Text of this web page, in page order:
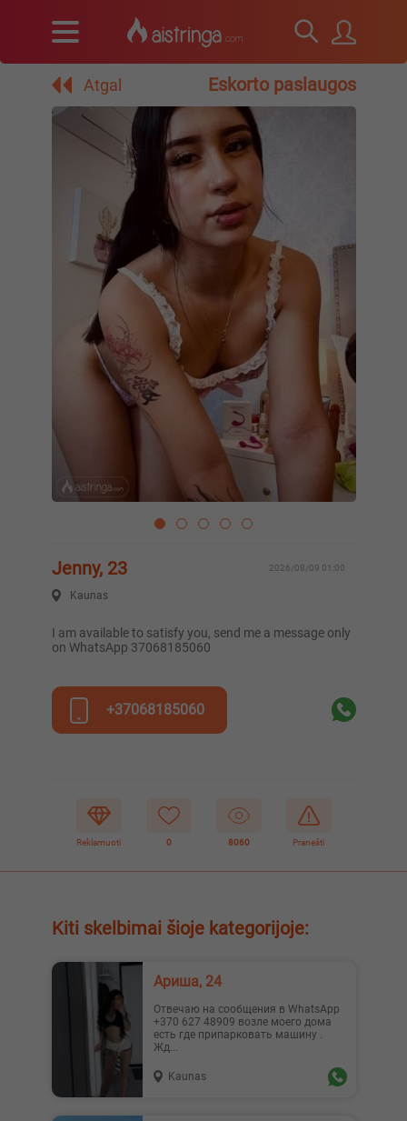
Atgal Eskorto paslaugos
Jenny, 23 2026/08/09 01:00
Kaunas
I am available to satisfy you, send me a message only
on WhatsApp 37068185060
+37068185060
Reklamuoti 0 8060 Pranešti
Kiti skelbimai šioje kategorijoje:
Ариша, 24
Отвечаю на сообщения в WhatsApp
+370 627 48909 возле моего дома
есть где припарковать машину .
Жд...
Kaunas